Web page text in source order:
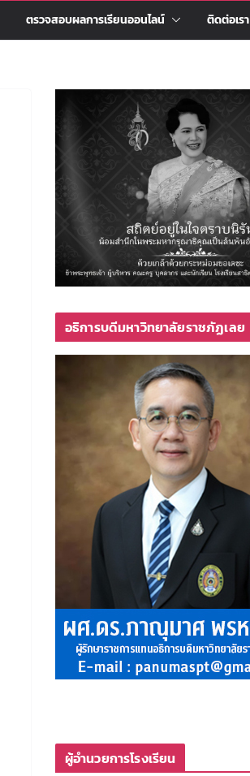
ตรวจสอบผลการเรียนออนไลน์ ติดต่อเรา
อธิการบดีมหาวิทยาลัยราชภัฏเลย
ผู้อำนวยการโรงเรียน